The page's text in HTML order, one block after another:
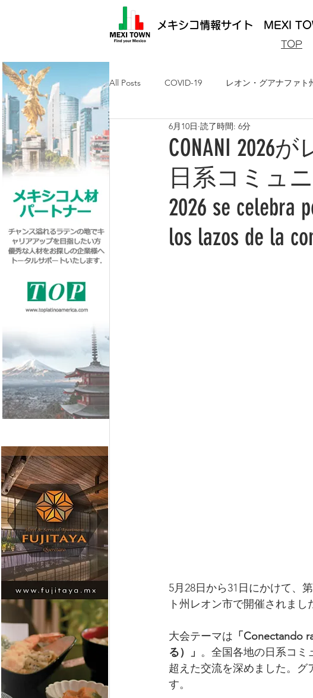
メキシコ情報サイト MEXI
​TOP
All Posts COVID-19 レオン・グアナファト
メキシコ最新ニュース ケレタロ州
求人・メキシコ就労 日墨交流 メキ
CONANI
日系コミュ
2026 se celebra
los lazos de la
6月10日 読了時間: 6分
5月28日から31日にかけて、
ト州レオン市で開催されまし
大会テーマは 「Conectando
る）」 。全国各地の日系コミ
超えた交流を深めました。
す。